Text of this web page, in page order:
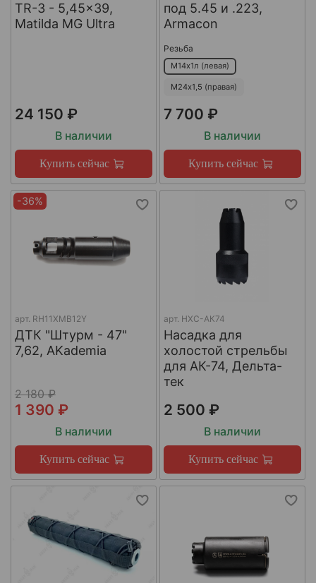
TR-3 - 5,45x39,
Matilda MG Ultra
24 150 ₽
В наличии
Купить сейчас
под 5.45 и .223,
Armacon
Резьба
М14х1л (левая)
М24х1,5 (правая)
7 700 ₽
В наличии
Купить сейчас
-36%
арт. RH11XMB12Y
ДТК "Штурм - 47"
7,62, AKademia
2 180 ₽
1 390 ₽
В наличии
Купить сейчас
арт. НХС-АК74
Насадка для
холостой стрельбы
для АК-74, Дельта-
тек
2 500 ₽
В наличии
Купить сейчас